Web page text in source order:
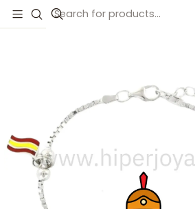
Inicio Catálogo Pulsera de la legión